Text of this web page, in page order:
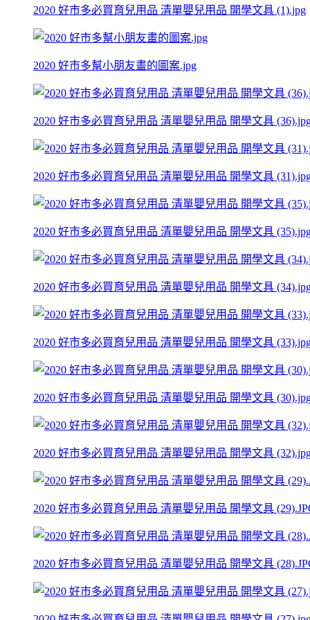
2020 好市多必買育兒用品 清單嬰兒用品 開學文具 (1).jpg
2020 好市多幫小朋友畫的圖案.jpg
2020 好市多必買育兒用品 清單嬰兒用品 開學文具
2020 好市多必買育兒用品 清單嬰兒用品 開學文具
2020 好市多必買育兒用品 清單嬰兒用品 開學文具
2020 好市多必買育兒用品 清單嬰兒用品 開學文具
2020 好市多必買育兒用品 清單嬰兒用品 開學文具
2020 好市多必買育兒用品 清單嬰兒用品 開學文具
2020 好市多必買育兒用品 清單嬰兒用品 開學文具
2020 好市多必買育兒用品 清單嬰兒用品 開學文具
2020 好市多必買育兒用品 清單嬰兒用品 開學文具